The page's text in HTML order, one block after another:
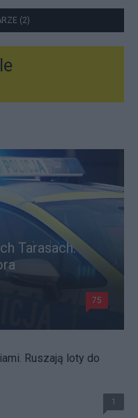
(2)
Tarasach.
75
Ruszają loty do
1